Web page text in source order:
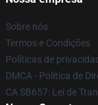
Sobre nós
Termos e Condições
Políticas de
DMCA - Política de
CA SB657: Lei de